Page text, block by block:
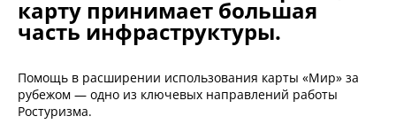
карту принимает большая
часть инфраструктуры.
Помощь в расширении использования карты «Мир» за
рубежом — одно из ключевых направлений работы
Ростуризма.